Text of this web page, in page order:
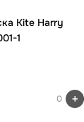
Kite Harry
1
0